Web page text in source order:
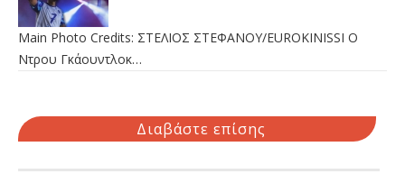
Main Photo Credits: ΣΤΕΛΙΟΣ ΣΤΕΦΑΝΟΥ/EUROKINISSI Ο
Ντρου Γκάουντλοκ…
Διαβάστε επίσης